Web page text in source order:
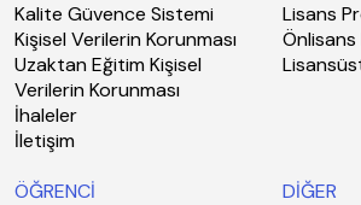
Kalite Güvence Sistemi
Kişisel Verilerin Korunması
Uzaktan Eğitim Kişisel
Verilerin Korunması
İhaleler
İletişim
Lisans
Önlisans
ÖĞRENCİ DİĞER